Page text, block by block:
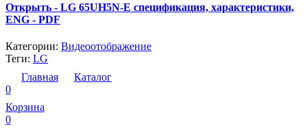
Открыть - LG 65UH5N-E спецификация, характеристики,
ENG - PDF
Категории: Видеоотображение
Теги: LG
Главная
Каталог
0
Корзина
0